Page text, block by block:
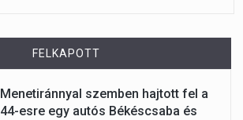
FELKAPOTT
Menetiránnyal szemben hajtott fel a
44-esre egy autós Békéscsaba és